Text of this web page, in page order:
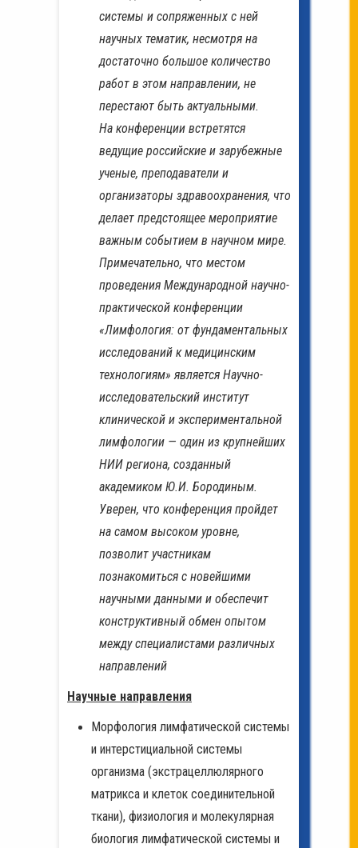
системы и сопряженных с ней
научных тематик, несмотря на
достаточно большое количество
работ в этом направлении, не
перестают быть актуальными.
На конференции встретятся
ведущие российские и зарубежные
ученые, преподаватели и
организаторы здравоохранения, что
делает предстоящее мероприятие
важным событием в научном мире.
Примечательно, что местом
проведения Международной научно-
практической конференции
«Лимфология: от фундаментальных
исследований к медицинским
технологиям» является Научно-
исследовательский институт
клинической и экспериментальной
лимфологии — один из крупнейших
НИИ региона, созданный
академиком Ю.И. Бородиным.
Уверен, что конференция пройдет
на самом высоком уровне,
позволит участникам
познакомиться с новейшими
научными данными и обеспечит
конструктивный обмен опытом
между специалистами различных
направлений
Научные направления
Морфология лимфатической системы
и интерстициальной системы
организма (экстрацеллюлярного
матрикса и клеток соединительной
ткани), физиология и молекулярная
биология лимфатической системы и